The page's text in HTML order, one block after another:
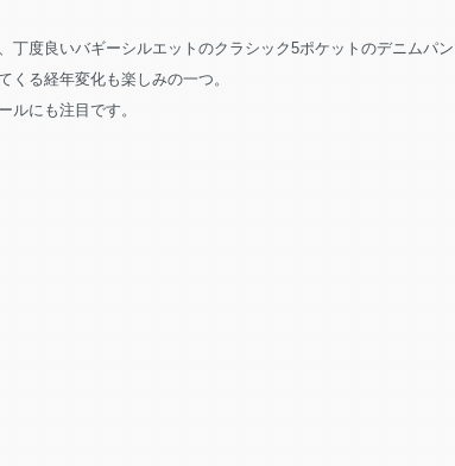
度良いバギーシルエットのクラシック5ポケットのデニムパン
る経年変化も楽しみの一つ。
ルにも注目です。